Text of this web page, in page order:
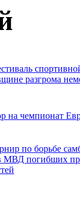
разгрома
на чемпионат
по борьбе
МВД погибших